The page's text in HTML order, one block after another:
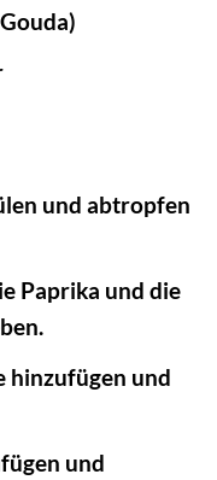
und abtropfen
Paprika und die
hinzufügen und
und